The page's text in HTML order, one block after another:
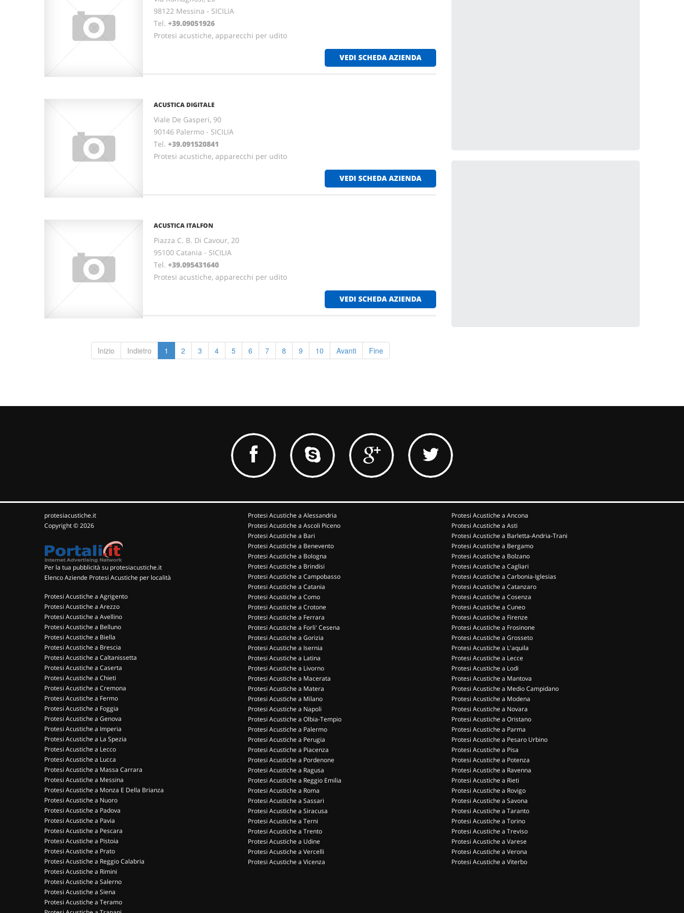
98122 Messina - SICILIA
Tel. +39.09051926
Protesi acustiche, apparecchi per udito
VEDI SCHEDA AZIENDA
ACUSTICA DIGITALE
Viale De Gasperi, 90
90146 Palermo - SICILIA
Tel. +39.091520841
Protesi acustiche, apparecchi per udito
VEDI SCHEDA AZIENDA
ACUSTICA ITALFON
Piazza C. B. Di Cavour, 20
95100 Catania - SICILIA
Tel. +39.095431640
Protesi acustiche, apparecchi per udito
VEDI SCHEDA AZIENDA
Inizio Indietro 1 2 3 4 5 6 7 8 9 10 Avanti Fine
protesiacustiche.it
Copyright © 2026
Per la tua pubblicità su protesiacustiche.it
Elenco Aziende Protesi Acustiche per località
Protesi Acustiche a Agrigento
Protesi Acustiche a Arezzo
Protesi Acustiche a Avellino
Protesi Acustiche a Belluno
Protesi Acustiche a Biella
Protesi Acustiche a Brescia
Protesi Acustiche a Caltanissetta
Protesi Acustiche a Caserta
Protesi Acustiche a Chieti
Protesi Acustiche a Cremona
Protesi Acustiche a Fermo
Protesi Acustiche a Foggia
Protesi Acustiche a Genova
Protesi Acustiche a Imperia
Protesi Acustiche a La Spezia
Protesi Acustiche a Lecco
Protesi Acustiche a Lucca
Protesi Acustiche a Massa Carrara
Protesi Acustiche a Messina
Protesi Acustiche a Monza E Della Brianza
Protesi Acustiche a Nuoro
Protesi Acustiche a Padova
Protesi Acustiche a Pavia
Protesi Acustiche a Pescara
Protesi Acustiche a Pistoia
Protesi Acustiche a Prato
Protesi Acustiche a Reggio Calabria
Protesi Acustiche a Rimini
Protesi Acustiche a Salerno
Protesi Acustiche a Siena
Protesi Acustiche a Teramo
Protesi Acustiche a Alessandria
Protesi Acustiche a Ascoli Piceno
Protesi Acustiche a Bari
Protesi Acustiche a Benevento
Protesi Acustiche a Bologna
Protesi Acustiche a Brindisi
Protesi Acustiche a Campobasso
Protesi Acustiche a Catania
Protesi Acustiche a Como
Protesi Acustiche a Crotone
Protesi Acustiche a Ferrara
Protesi Acustiche a Forli' Cesena
Protesi Acustiche a Gorizia
Protesi Acustiche a Isernia
Protesi Acustiche a Latina
Protesi Acustiche a Livorno
Protesi Acustiche a Macerata
Protesi Acustiche a Matera
Protesi Acustiche a Milano
Protesi Acustiche a Napoli
Protesi Acustiche a Olbia-Tempio
Protesi Acustiche a Palermo
Protesi Acustiche a Perugia
Protesi Acustiche a Piacenza
Protesi Acustiche a Pordenone
Protesi Acustiche a Ragusa
Protesi Acustiche a Reggio Emilia
Protesi Acustiche a Roma
Protesi Acustiche a Sassari
Protesi Acustiche a Siracusa
Protesi Acustiche a Terni
Protesi Acustiche a Trento
Protesi Acustiche a Udine
Protesi Acustiche a Vercelli
Protesi Acustiche a Vicenza
Protesi Acustiche a Ancona
Protesi Acustiche a Asti
Protesi Acustiche a Barletta-Andria-Trani
Protesi Acustiche a Bergamo
Protesi Acustiche a Bolzano
Protesi Acustiche a Cagliari
Protesi Acustiche a Carbonia-Iglesias
Protesi Acustiche a Catanzaro
Protesi Acustiche a Cosenza
Protesi Acustiche a Cuneo
Protesi Acustiche a Firenze
Protesi Acustiche a Frosinone
Protesi Acustiche a Grosseto
Protesi Acustiche a L'aquila
Protesi Acustiche a Lecce
Protesi Acustiche a Lodi
Protesi Acustiche a Mantova
Protesi Acustiche a Medio Campidano
Protesi Acustiche a Modena
Protesi Acustiche a Novara
Protesi Acustiche a Oristano
Protesi Acustiche a Parma
Protesi Acustiche a Pesaro Urbino
Protesi Acustiche a Pisa
Protesi Acustiche a Potenza
Protesi Acustiche a Ravenna
Protesi Acustiche a Rieti
Protesi Acustiche a Rovigo
Protesi Acustiche a Savona
Protesi Acustiche a Taranto
Protesi Acustiche a Torino
Protesi Acustiche a Treviso
Protesi Acustiche a Varese
Protesi Acustiche a Verona
Protesi Acustiche a Viterbo